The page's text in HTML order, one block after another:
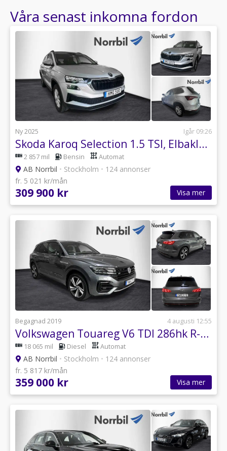
Våra senast inkomna fordon
Ny 2025 Igår 09:26
Skoda Karoq Selection 1.5 TSI, Elbaklucka, Värmare, Keyless
2 857 mil Bensin Automat
AB Norrbil • Stockholm • 124 annonser
fr. 5 021 kr/mån
309 900 kr Visa mer
Begagnad 2019 4 augusti 12:55
Volkswagen Touareg V6 TDI 286hk R-Line Black Drag/värmare/MOMS
18 065 mil Diesel Automat
AB Norrbil • Stockholm • 124 annonser
fr. 5 817 kr/mån
359 000 kr Visa mer